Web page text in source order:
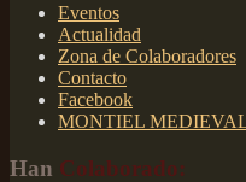
Eventos
Actualidad
Zona de Colaboradores
Contacto
Facebook
MONTIEL
Han Colaborado: